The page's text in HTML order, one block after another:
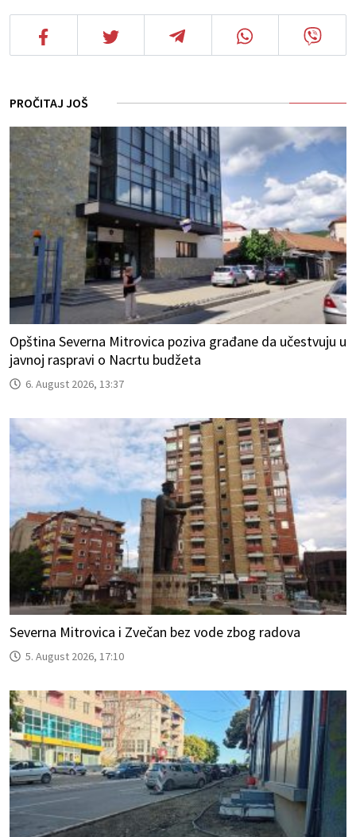
PROČITAJ JOŠ
Opština Severna Mitrovica poziva građane da učestvuju u
javnoj raspravi o Nacrtu budžeta
6. August 2026, 13:37
Severna Mitrovica i Zvečan bez vode zbog radova
5. August 2026, 17:10